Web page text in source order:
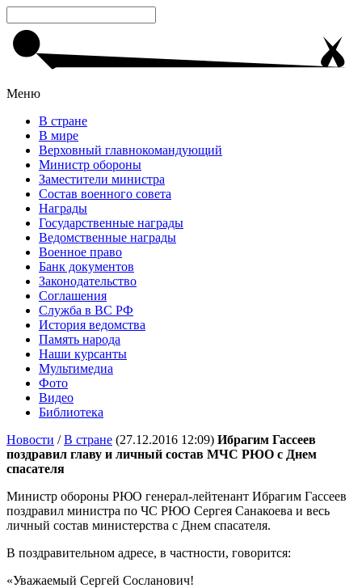
Меню
В стране
В мире
Верховный главнокомандующий
Министр обороны
Заместители министра
Состав военного совета
Награды
Государственные награды
Ведомственные награды
Военное право
Банк документов
Законодательство
Соглашения
Служба в ВС РФ
История ведомства
Память народа
Наши курсанты
Мультимедиа
Фото
Видео
Библиотека
Новости /В стране (27.12.2016 12:09) Ибрагим Гассеев
поздравил главу и личный состав МЧС РЮО с Днем
спасателя
Министр обороны РЮО генерал-лейтенант Ибрагим Гассеев
поздравил министра по ЧС РЮО Сергея Санакоева и весь
личный состав министерства с Днем спасателя.
В поздравительном адресе, в частности, говорится:
«Уважаемый Сергей Сосланович!